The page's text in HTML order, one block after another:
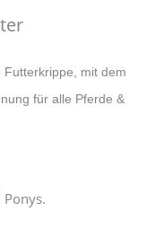
mit dem
für alle Pferde &